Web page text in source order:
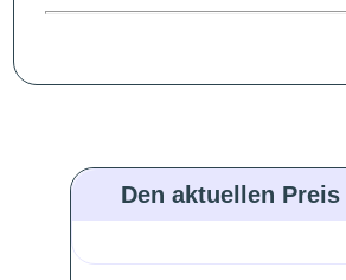
Den aktuellen